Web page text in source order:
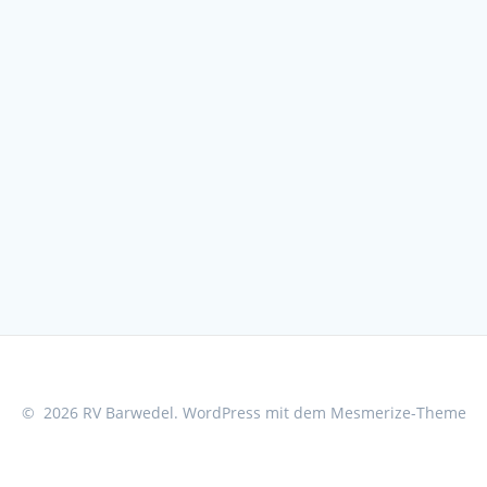
© 2026 RV Barwedel. WordPress mit dem Mesmerize-Theme